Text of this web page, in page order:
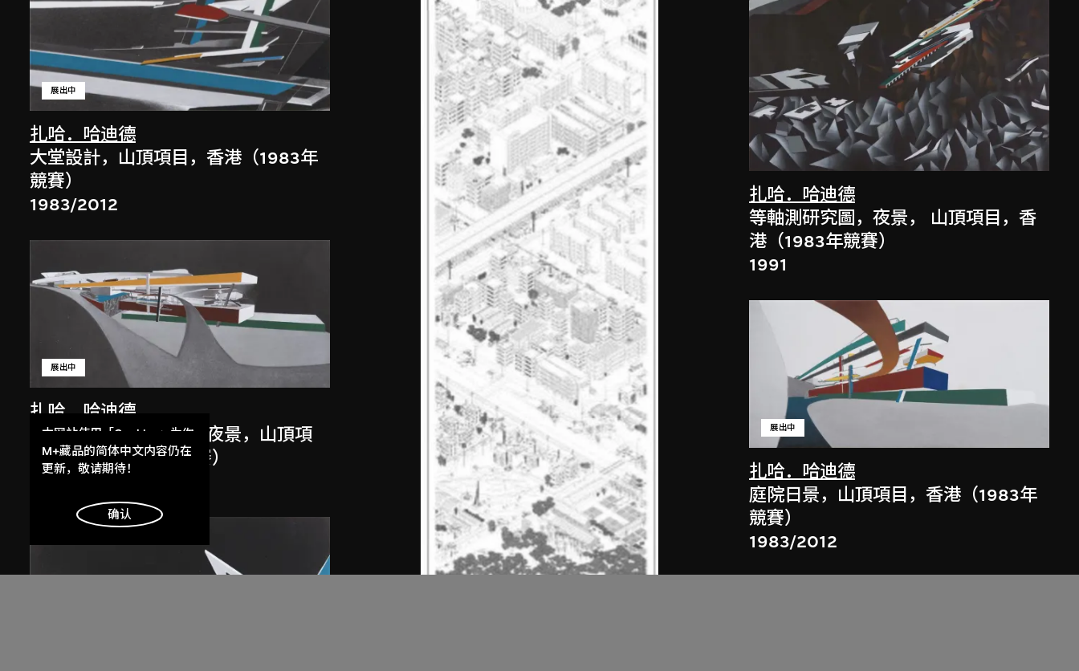
扎哈．哈迪德
展出中
大堂設計，山頂項目，香港（1983年
競賽）
1983/2012
扎哈．哈迪德
展出中
斜坡入口／坡度入口，夜景，山頂項
目，香港（1983年競賽）
1983/2012
扎哈．哈迪德
等軸測研究圖，夜景， 山頂項目，香
港（1983年競賽）
1991
扎哈．哈迪德
展出中
庭院日景，山頂項目，香港（1983年
競賽）
1983/2012
本网站使用「Cookies」为你
提供最好的网站体验。
了解更多
明白
M+藏品的简体中文内容仍在
更新，敬请期待！
确认